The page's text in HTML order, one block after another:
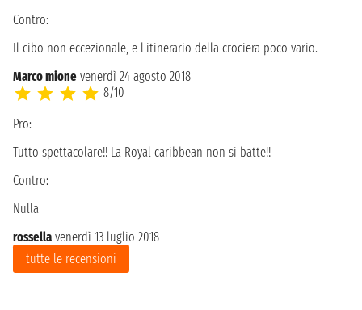
Contro:
Il cibo non eccezionale, e l'itinerario della crociera poco vario.
Marco mione venerdì 24 agosto 2018
8/10
Pro:
Tutto spettacolare!! La Royal caribbean non si batte!!
Contro:
Nulla
rossella venerdì 13 luglio 2018
tutte le recensioni